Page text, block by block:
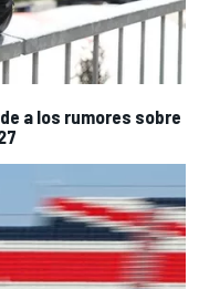
a los rumores sobre